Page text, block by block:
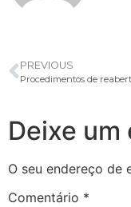
PREVIOUS
Deixe
O seu endereço de
Comentário *